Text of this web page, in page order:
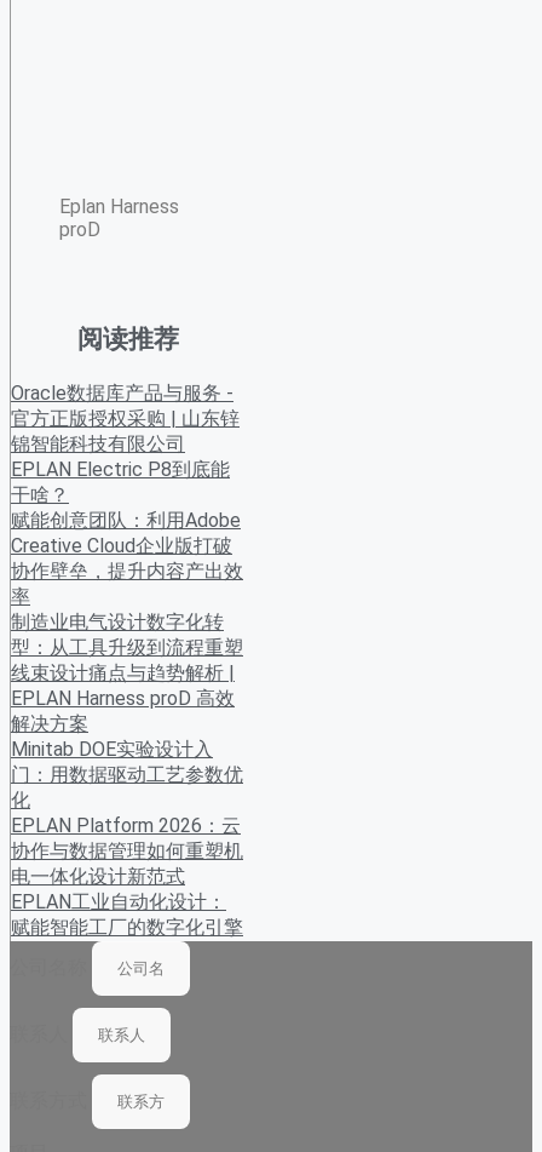
Eplan Harness
proD
阅读推荐
Oracle数据库产品与服务 -
官方正版授权采购 | 山东锌
锦智能科技有限公司
EPLAN Electric P8到底能
干啥？
赋能创意团队：利用Adobe
Creative Cloud企业版打破
协作壁垒，提升内容产出效
率
制造业电气设计数字化转
型：从工具升级到流程重塑
线束设计痛点与趋势解析 |
EPLAN Harness proD 高效
解决方案
Minitab DOE实验设计入
门：用数据驱动工艺参数优
化
EPLAN Platform 2026：云
协作与数据管理如何重塑机
电一体化设计新范式
EPLAN工业自动化设计：
赋能智能工厂的数字化引擎